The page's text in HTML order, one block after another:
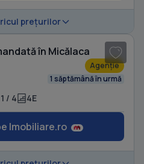
prețurilor
în Micălaca
Agenție
1 săptămână în urmă
/ 4 4E
Imobiliare.ro